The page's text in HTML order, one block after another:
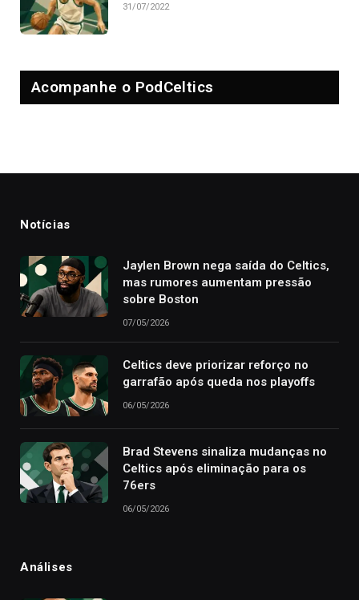
31/07/2022
Acompanhe o PodCeltics
Notícias
Jaylen Brown nega saída do Celtics,
mas rumores aumentam pressão
sobre Boston
07/05/2026
Celtics deve priorizar reforço no
garrafão após queda nos playoffs
06/05/2026
Brad Stevens sinaliza mudanças no
Celtics após eliminação para os
76ers
06/05/2026
Análises